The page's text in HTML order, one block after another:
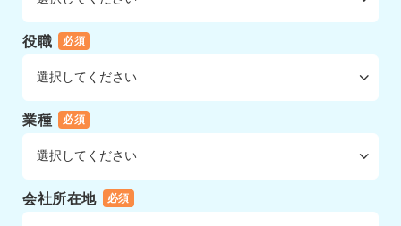
役職 必須
業種 必須
会社所在地 必須